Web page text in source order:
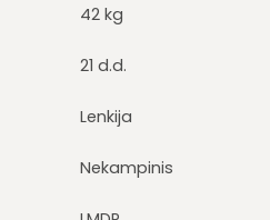
42 kg
21 d.d.
Lenkija
Nekampinis